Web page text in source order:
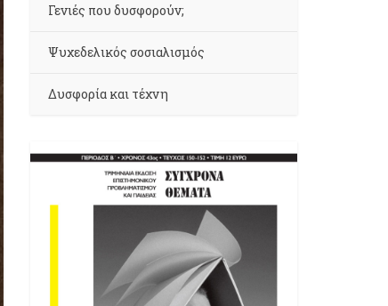
Γενιές που δυσφορούν;
Ψυχεδελικός σοσιαλισμός
Δυσφορία και τέχνη